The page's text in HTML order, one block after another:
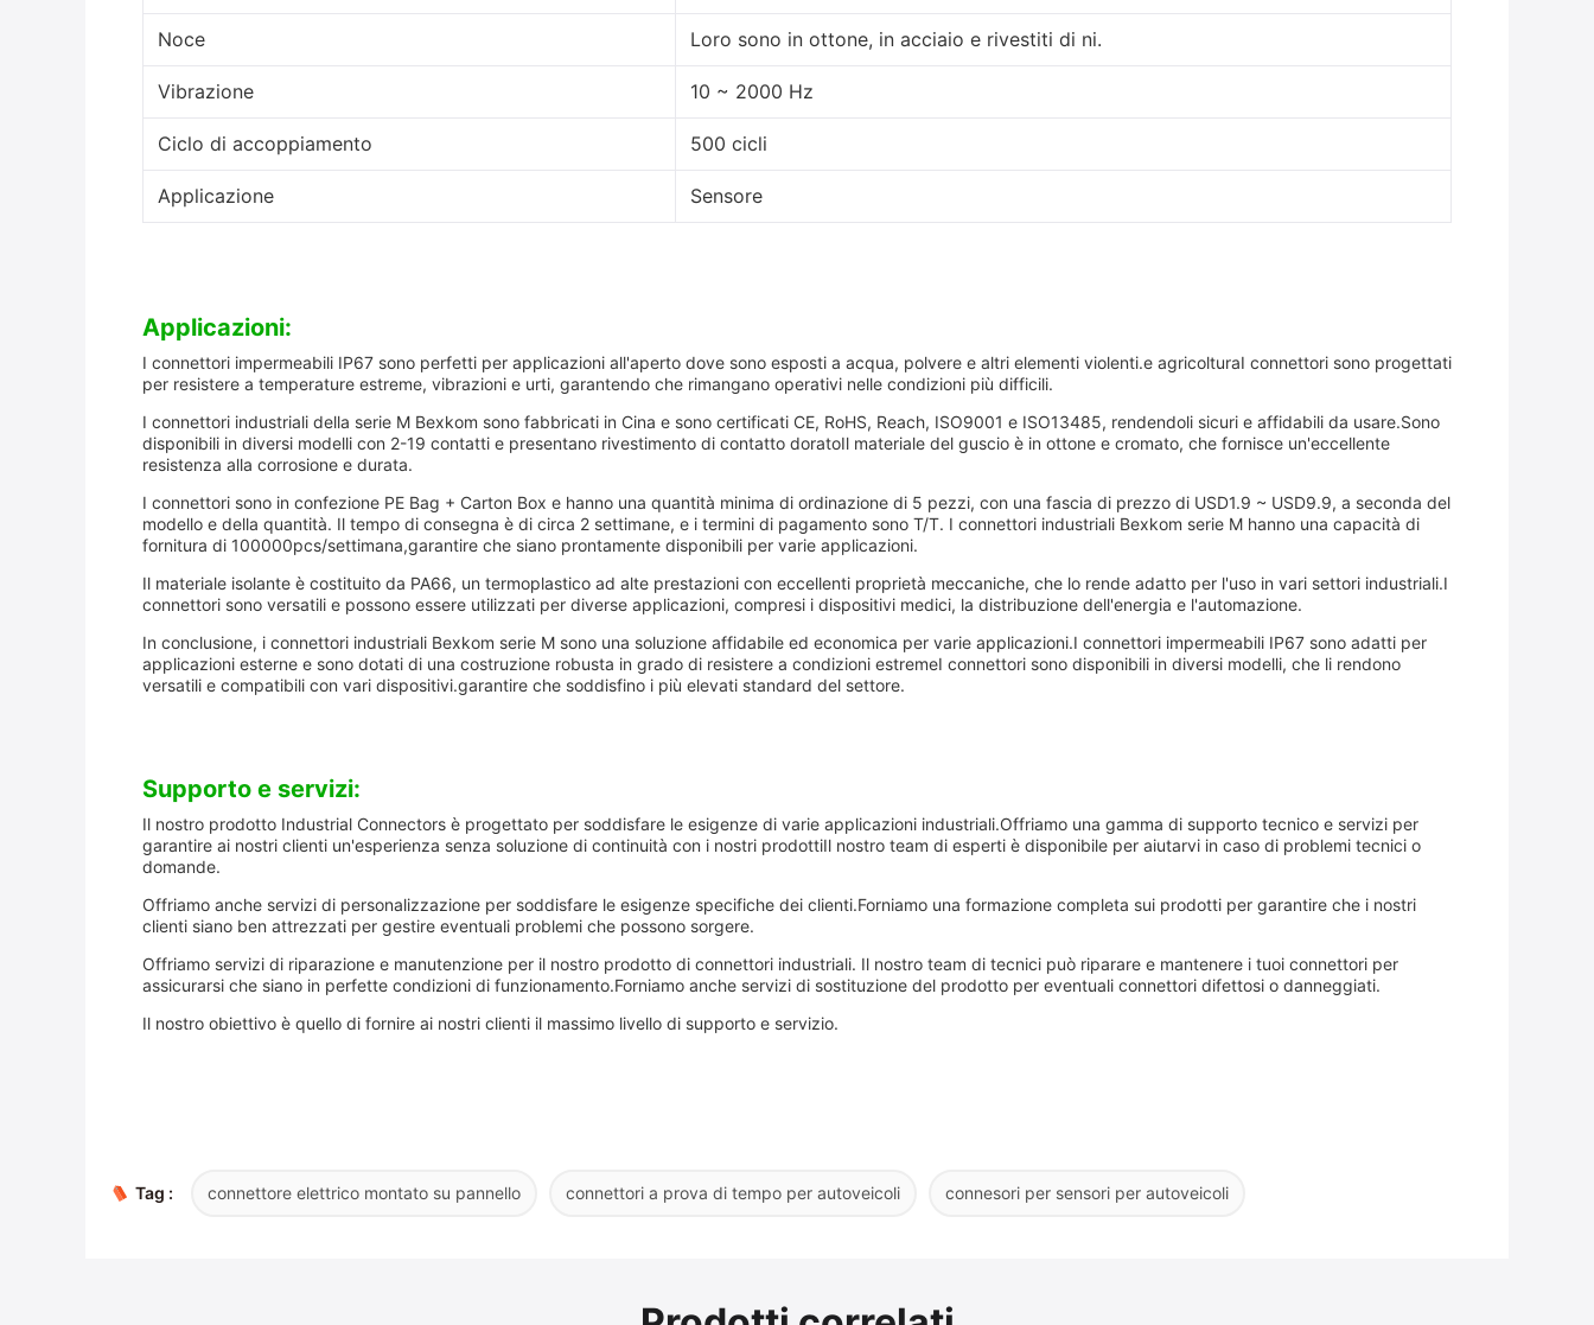
Noce Loro sono in ottone, in acciaio e rivestiti di ni.
Vibrazione 10 ~ 2000 Hz
Ciclo di accoppiamento 500 cicli
Applicazione Sensore
Applicazioni:
I connettori impermeabili IP67 sono perfetti per applicazioni all'aperto dove sono esposti a acqua, polvere e altri elementi violenti.e agricolturaI connettori sono progettati
per resistere a temperature estreme, vibrazioni e urti, garantendo che rimangano operativi nelle condizioni più difficili.
I connettori industriali della serie M Bexkom sono fabbricati in Cina e sono certificati CE, RoHS, Reach, ISO9001 e ISO13485, rendendoli sicuri e affidabili da usare.Sono
disponibili in diversi modelli con 2-19 contatti e presentano rivestimento di contatto doratoIl materiale del guscio è in ottone e cromato, che fornisce un'eccellente
resistenza alla corrosione e durata.
I connettori sono in confezione PE Bag + Carton Box e hanno una quantità minima di ordinazione di 5 pezzi, con una fascia di prezzo di USD1.9 ~ USD9.9, a seconda del
modello e della quantità. Il tempo di consegna è di circa 2 settimane, e i termini di pagamento sono T/T. I connettori industriali Bexkom serie M hanno una capacità di
fornitura di 100000pcs/settimana,garantire che siano prontamente disponibili per varie applicazioni.
Il materiale isolante è costituito da PA66, un termoplastico ad alte prestazioni con eccellenti proprietà meccaniche, che lo rende adatto per l'uso in vari settori industriali.I
connettori sono versatili e possono essere utilizzati per diverse applicazioni, compresi i dispositivi medici, la distribuzione dell'energia e l'automazione.
In conclusione, i connettori industriali Bexkom serie M sono una soluzione affidabile ed economica per varie applicazioni.I connettori impermeabili IP67 sono adatti per
applicazioni esterne e sono dotati di una costruzione robusta in grado di resistere a condizioni estremeI connettori sono disponibili in diversi modelli, che li rendono
versatili e compatibili con vari dispositivi.garantire che soddisfino i più elevati standard del settore.
Supporto e servizi:
Il nostro prodotto Industrial Connectors è progettato per soddisfare le esigenze di varie applicazioni industriali.Offriamo una gamma di supporto tecnico e servizi per
garantire ai nostri clienti un'esperienza senza soluzione di continuità con i nostri prodottiIl nostro team di esperti è disponibile per aiutarvi in caso di problemi tecnici o
domande.
Offriamo anche servizi di personalizzazione per soddisfare le esigenze specifiche dei clienti.Forniamo una formazione completa sui prodotti per garantire che i nostri
clienti siano ben attrezzati per gestire eventuali problemi che possono sorgere.
Offriamo servizi di riparazione e manutenzione per il nostro prodotto di connettori industriali. Il nostro team di tecnici può riparare e mantenere i tuoi connettori per
assicurarsi che siano in perfette condizioni di funzionamento.Forniamo anche servizi di sostituzione del prodotto per eventuali connettori difettosi o danneggiati.
Il nostro obiettivo è quello di fornire ai nostri clienti il massimo livello di supporto e servizio.
Tag : connettore elettrico montato su pannello connettori a prova di tempo per autoveicoli connesori per sensori per autoveicoli